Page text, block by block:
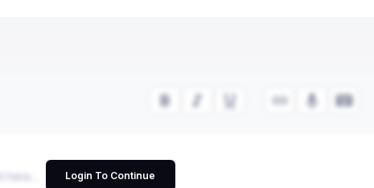
Login To Continue